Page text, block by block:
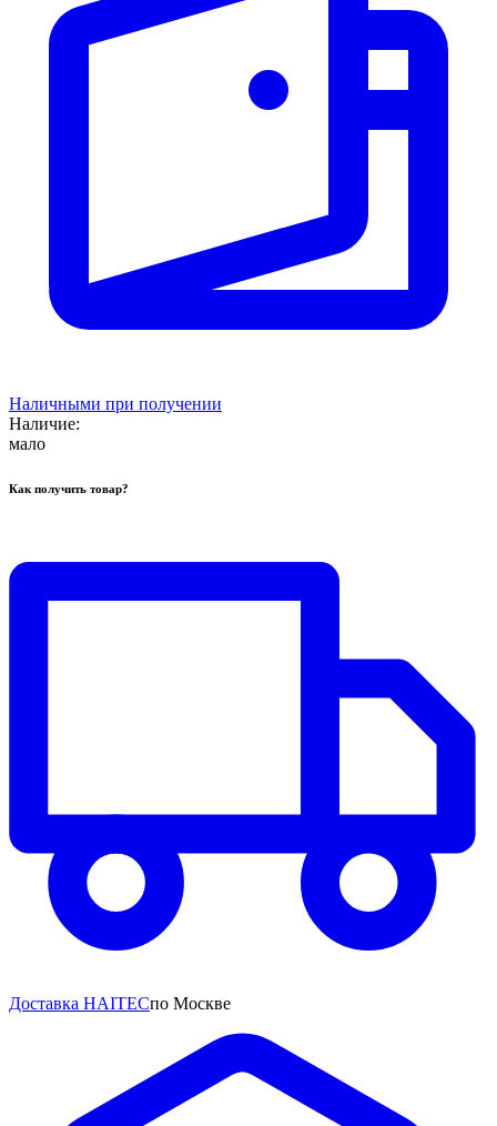
Наличными при получении
Наличие:
мало
Как получить товар?
Доставка HAITECпо Москве